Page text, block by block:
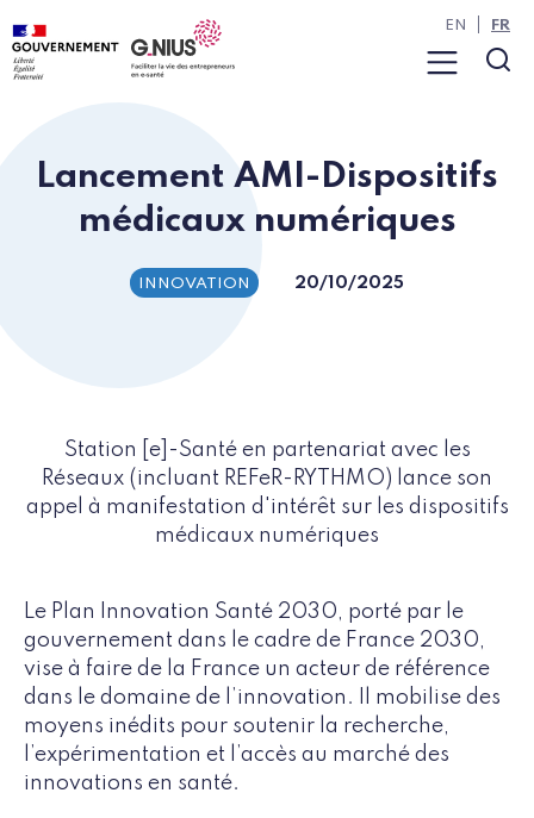
Panneau de gestion des cookies
Aller au contenu
Aller à la navigation
Menu
EN FR
Lancement AMI-Dispositifs
médicaux numériques
INNOVATION 20/10/2025
Station [e]-Santé en partenariat avec les
Réseaux (incluant REFeR-RYTHMO) lance son
appel à manifestation d'intérêt sur les dispositifs
médicaux numériques
Le Plan Innovation Santé 2030, porté par le
gouvernement dans le cadre de France 2030,
vise à faire de la France un acteur de référence
dans le domaine de l’innovation. Il mobilise des
moyens inédits pour soutenir la recherche,
l’expérimentation et l’accès au marché des
innovations en santé.